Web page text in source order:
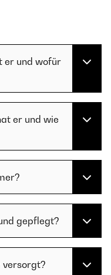
er und wofür
er und wie
gepflegt?